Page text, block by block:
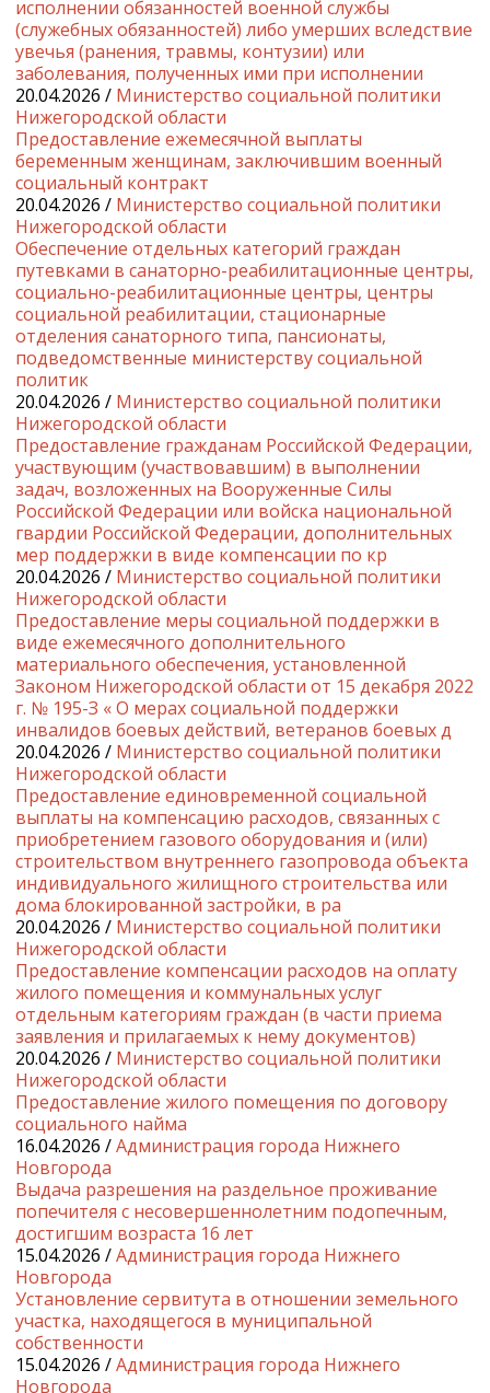
исполнении обязанностей военной службы
(служебных обязанностей) либо умерших вследствие
увечья (ранения, травмы, контузии) или
заболевания, полученных ими при исполнении
20.04.2026 / Министерство социальной политики
Нижегородской области
Предоставление ежемесячной выплаты
беременным женщинам, заключившим военный
социальный контракт
20.04.2026 / Министерство социальной политики
Нижегородской области
Обеспечение отдельных категорий граждан
путевками в санаторно-реабилитационные центры,
социально-реабилитационные центры, центры
социальной реабилитации, стационарные
отделения санаторного типа, пансионаты,
подведомственные министерству социальной
политик
20.04.2026 / Министерство социальной политики
Нижегородской области
Предоставление гражданам Российской Федерации,
участвующим (участвовавшим) в выполнении
задач, возложенных на Вооруженные Силы
Российской Федерации или войска национальной
гвардии Российской Федерации, дополнительных
мер поддержки в виде компенсации по кр
20.04.2026 / Министерство социальной политики
Нижегородской области
Предоставление меры социальной поддержки в
виде ежемесячного дополнительного
материального обеспечения, установленной
Законом Нижегородской области от 15 декабря 2022
г. № 195-З « О мерах социальной поддержки
инвалидов боевых действий, ветеранов боевых д
20.04.2026 / Министерство социальной политики
Нижегородской области
Предоставление единовременной социальной
выплаты на компенсацию расходов, связанных с
приобретением газового оборудования и (или)
строительством внутреннего газопровода объекта
индивидуального жилищного строительства или
дома блокированной застройки, в ра
20.04.2026 / Министерство социальной политики
Нижегородской области
Предоставление компенсации расходов на оплату
жилого помещения и коммунальных услуг
отдельным категориям граждан (в части приема
заявления и прилагаемых к нему документов)
20.04.2026 / Министерство социальной политики
Нижегородской области
Предоставление жилого помещения по договору
социального найма
16.04.2026 /Администрация города Нижнего
Новгорода
Выдача разрешения на раздельное проживание
попечителя с несовершеннолетним подопечным,
достигшим возраста 16 лет
15.04.2026 /Администрация города Нижнего
Новгорода
Установление сервитута в отношении земельного
участка, находящегося в муниципальной
собственности
15.04.2026 /Администрация города Нижнего
Новгорода